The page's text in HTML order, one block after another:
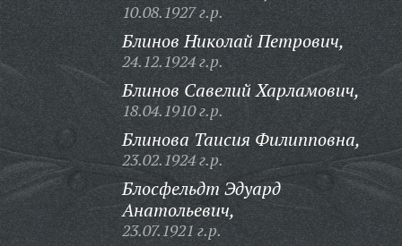
10.08.1927 г.р.
Блинов Николай Петрович,
24.12.1924 г.р.
Блинов Савелий Харламович,
18.04.1910 г.р.
Блинова Таисия Филипповна,
23.02.1924 г.р.
Блосфельдт Эдуард
Анатольевич,
23.07.1921 г.р.